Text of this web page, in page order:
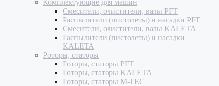
Комплектующие для машин
Смесители, очистители, валы PFT
Распылители (пистолеты) и насадки PFT
Смесители, очистители, валы KALETA
Распылители (пистолеты) и насадки
KALETA
Роторы, статоры
Роторы, статоры PFT
Роторы, статоры KALETA
Роторы, статоры M-TEC